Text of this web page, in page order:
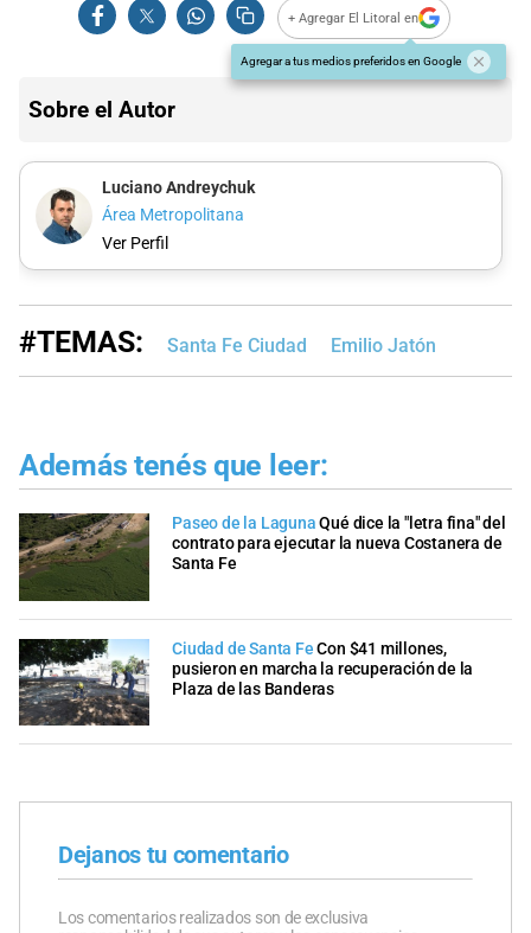
+ Agregar El Litoral en
Agregar a tus medios preferidos en Google
Sobre el Autor
Luciano Andreychuk
Área Metropolitana
Ver Perfil
#TEMAS: Santa Fe Ciudad Emilio Jatón
Además tenés que leer:
Paseo de la Laguna Qué dice la "letra fina" del
contrato para ejecutar la nueva Costanera de
Santa Fe
Ciudad de Santa Fe Con $41 millones,
pusieron en marcha la recuperación de la
Plaza de las Banderas
Dejanos tu comentario
Los comentarios realizados son de exclusiva